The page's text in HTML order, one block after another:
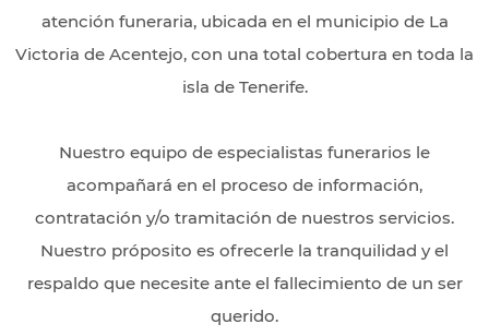
atención funeraria, ubicada en el municipio de La
Victoria de Acentejo, con una total cobertura en toda la
isla de Tenerife.
Nuestro equipo de especialistas funerarios le
acompañará en el proceso de información,
contratación y/o tramitación de nuestros servicios.
Nuestro próposito es ofrecerle la tranquilidad y el
respaldo que necesite ante el fallecimiento de un ser
querido.